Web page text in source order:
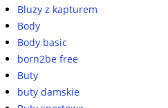
Bluzy z kapturem
Body
Body basic
born2be free
Buty
buty damskie